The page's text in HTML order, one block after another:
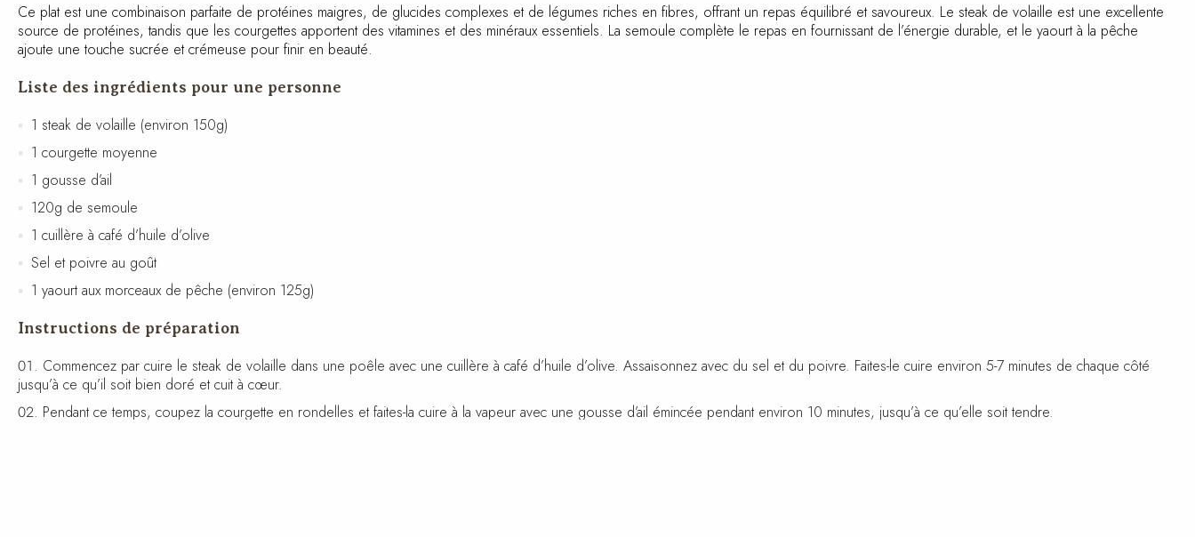
Ce plat est une combinaison parfaite de protéines maigres, de glucides complexes et de légumes riches en fibres, offrant un repas équilibré et savoureux. Le steak de volaille est une excellente
source de protéines, tandis que les courgettes apportent des vitamines et des minéraux essentiels. La semoule complète le repas en fournissant de l’énergie durable, et le yaourt à la pêche
ajoute une touche sucrée et crémeuse pour finir en beauté.
Liste des ingrédients pour une personne
1 steak de volaille (environ 150g)
1 courgette moyenne
1 gousse d’ail
120g de semoule
1 cuillère à café d’huile d’olive
Sel et poivre au goût
1 yaourt aux morceaux de pêche (environ 125g)
Instructions de préparation
Commencez par cuire le steak de volaille dans une poêle avec une cuillère à café d’huile d’olive. Assaisonnez avec du sel et du poivre. Faites-le cuire environ 5-7 minutes de chaque côté
jusqu’à ce qu’il soit bien doré et cuit à cœur.
Pendant ce temps, coupez la courgette en rondelles et faites-la cuire à la vapeur avec une gousse d’ail émincée pendant environ 10 minutes, jusqu’à ce qu’elle soit tendre.